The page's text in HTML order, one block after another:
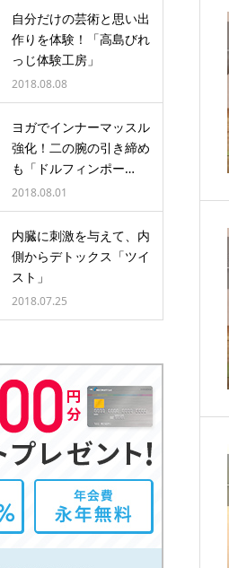
自分だけの芸術と思い出
作りを体験！「高島びれ
っじ体験工房」
2018.08.08
ヨガでインナーマッスル
強化！二の腕の引き締め
も「ドルフィンポー…
2018.08.01
内臓に刺激を与えて、内
側からデトックス「ツイ
スト」
2018.07.25